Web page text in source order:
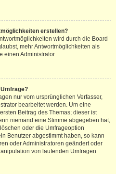
erstellen?
wird durch die Board-
mehr Antwortmöglichkeiten als
einen Administrator.
nur vom ursprünglichen Verfasser,
bearbeitet werden. Um eine
Beitrag des Themas; dieser ist
niemand eine Stimme abgegeben hat,
oder die Umfrageoption
Benutzer abgestimmt haben, so kann
oder Administratoren geändert oder
von laufenden Umfragen